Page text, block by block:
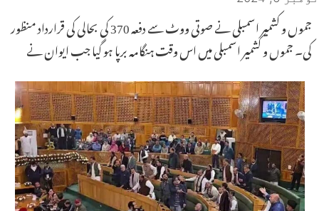
جموں و کشمیر اسمبلی نے صوتی ووٹ سے دفعہ 370 کی بحالی کی قرارداد منظور
کی۔ جموں و کشمیر اسمبلی میں اس وقت ہنگامہ برپا ہو گیا جب ایوان نے